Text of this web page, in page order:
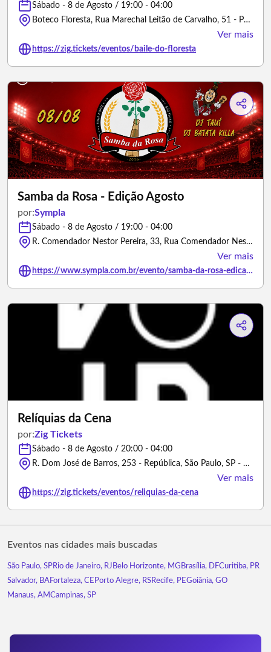
Sábado - 8 de Agosto / 19:00 - 04:00
Boteco Floresta, Rua Marechal Leitão de Carvalho, 51 - Parque Anhembi, saída do estacionamento do Clube Esperia - São Paulo/São Paulo
Ver mais
https://zig.tickets/eventos/baile-do-floresta
Samba da Rosa - Edição Agosto
por:Sympla
Sábado - 8 de Agosto / 19:00 - 04:00
R. Comendador Nestor Pereira, 33, Rua Comendador Nestor Pereira - São Paulo/São Paulo
Ver mais
https://www.sympla.com.br/evento/samba-da-rosa-edicao-agosto/3494475
Relíquias da Cena
por:Zig Tickets
Sábado - 8 de Agosto / 20:00 - 04:00
R. Dom José de Barros, 253 - República, São Paulo, SP - 01038-10 - São Paulo/São Paulo
Ver mais
https://zig.tickets/eventos/reliquias-da-cena
Eventos nas cidades mais buscadas
São Paulo, SPRio de Janeiro, RJ Belo Horizonte, MG Brasília, DFCuritiba, PR
Salvador, BAFortaleza, CE Porto Alegre, RSRecife, PEGoiânia, GO
Manaus, AMCampinas, SP